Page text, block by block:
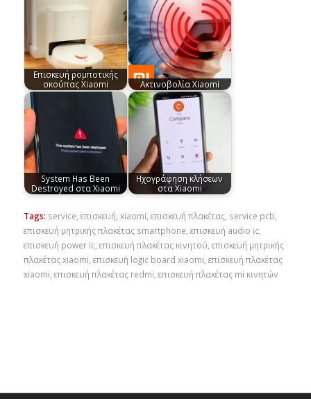
Επισκευή ρομποτικής
σκούπας Xiaomi
Ακτινοβολία Xiaomi
System Has Been
Destroyed στα Xiaomi
Ηχογράφηση κλήσεων
στα Xiaomi
Tags: service επισκευή xiaomi επισκευή πλακέτας, service pcb
επισκευή μητρικής πλακέτας smartphone επισκευή audio ic,
επισκευή power ic, επισκευή πλακέτας κινητού επισκευή μητρικής
πλακέτας xiaomi επισκευή logic board xiaomi επισκευή πλακέτας
xiaomi επισκευή πλακέτας redmi επισκευή πλακέτας mi κινητών